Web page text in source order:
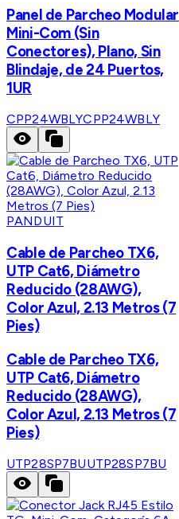
Panel de Parcheo Modular
Mini-Com (Sin
Conectores), Plano, Sin
Blindaje, de 24 Puertos,
1UR
CPP24WBLYCPP24WBLY
PANDUIT
Cable de Parcheo TX6,
UTP Cat6, Diámetro
Reducido (28AWG),
Color Azul, 2.13 Metros (7
Pies)
Cable de Parcheo TX6,
UTP Cat6, Diámetro
Reducido (28AWG),
Color Azul, 2.13 Metros (7
Pies)
UTP28SP7BUUTP28SP7BU